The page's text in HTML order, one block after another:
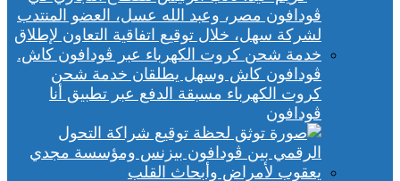
ڤودافون كاش وسهل يطلقان خدمة شحن
كروت الكهرباء مسبقة الدفع عبر تطبيق أنا
ڤودافون